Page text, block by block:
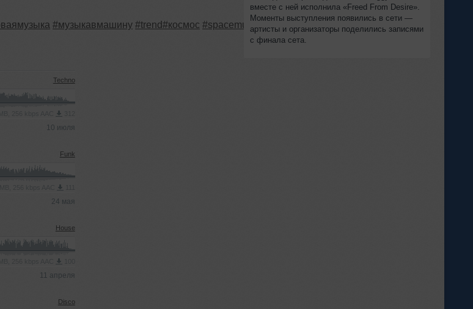
#музыкавмашину #trend#космос #spacemusic #spacetravel
Techno
10 июля
Funk
24 мая
House
11 апреля
Disco
вместе с ней исполнила «Freed From Desire».
Моменты выступления появились в сети —
артисты и организаторы поделились записями
с финала сета.